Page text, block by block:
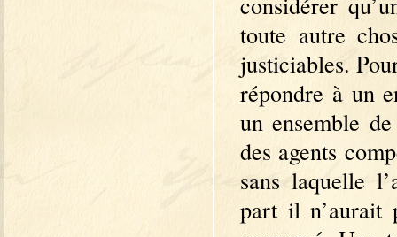
toute autre
justiciables.
répondre à un
un ensemble
des agents
sans laquelle
part il n’aurait